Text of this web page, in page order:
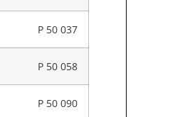
P 50 037
P 50 058
P 50 090